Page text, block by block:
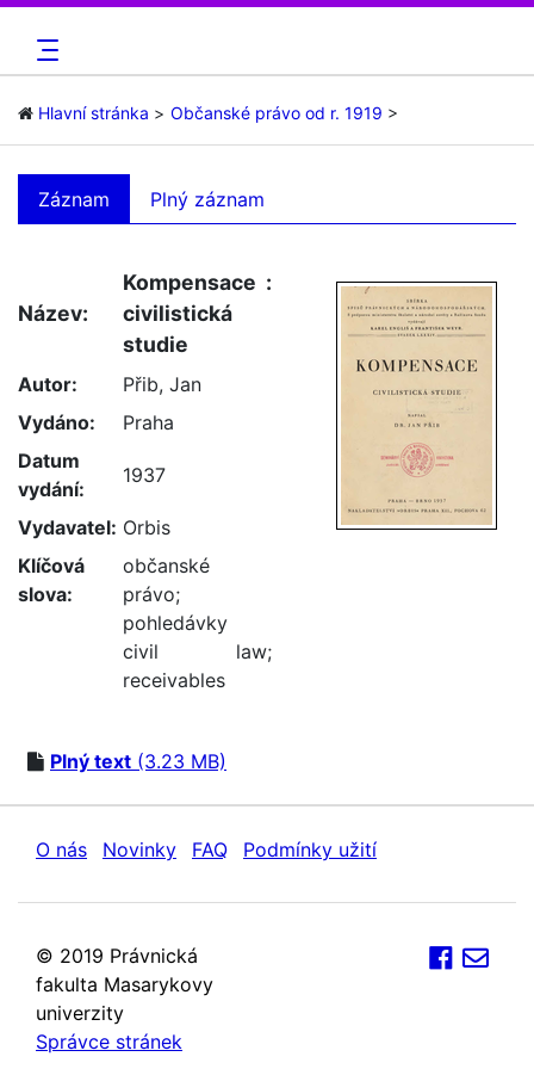
Hlavní stránka Občanské právo od r. 1919
Záznam Plný záznam
Název:
Kompensace :
civilistická
studie
Autor:
Přib, Jan
Vydáno:
Praha
Datum
vydání:
1937
Vydavatel: Orbis
Klíčová
slova:
občanské
právo;
pohledávky
civil law;
receivables
Plný text (3.23 MB)
O nás Novinky FAQ Podmínky užití
© 2019 Právnická
fakulta Masarykovy
univerzity
Správce stránek